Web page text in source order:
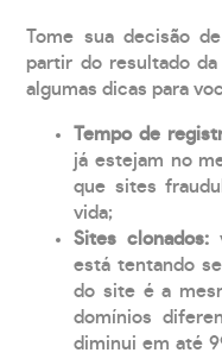
Tome sua decisão
partir do resultado
algumas dicas para
Tempo de
já estejam no
que sites
vida;
Sites clonados:
está tentando
do site é a
domínios
diminui em até